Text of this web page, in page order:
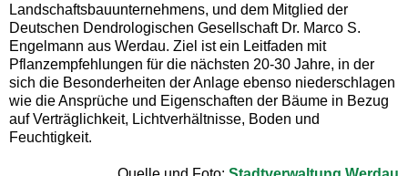
Landschaftsbauunternehmens, und dem Mitglied der
Deutschen Dendrologischen Gesellschaft Dr. Marco S.
Engelmann aus Werdau. Ziel ist ein Leitfaden mit
Pflanzempfehlungen für die nächsten 20-30 Jahre, in der
sich die Besonderheiten der Anlage ebenso niederschlagen
wie die Ansprüche und Eigenschaften der Bäume in Bezug
auf Verträglichkeit, Lichtverhältnisse, Boden und
Feuchtigkeit.